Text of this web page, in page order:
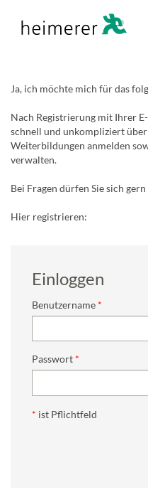
Ja, ich möchte mich für das
Nach Registrierung mit Ihrer
schnell und unkompliziert
Weiterbildungen anmelden
verwalten.
Bei Fragen dürfen Sie sich
Hier registrieren:
Einloggen
Benutzername
Passwort
* ist Pflichtfeld